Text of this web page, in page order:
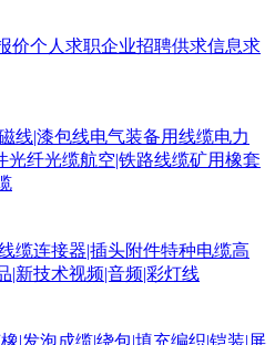
价个人求职企业招聘供求信息求
线|漆包线电气装备用线缆电力
光纤光缆航空|铁路线缆矿用橡套
缆连接器|插头附件特种电缆高
|新技术视频|音频|彩灯线
|发泡成缆|绕包|填充编织|铠装|屏